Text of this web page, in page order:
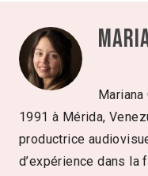
1991 à Mérida,
productrice
d’expérience dans la